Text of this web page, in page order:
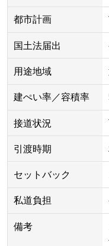
都市計画
国土法届出
用途地域
建ぺい率／容積率
接道状況
引渡時期
セットバック
私道負担
備考